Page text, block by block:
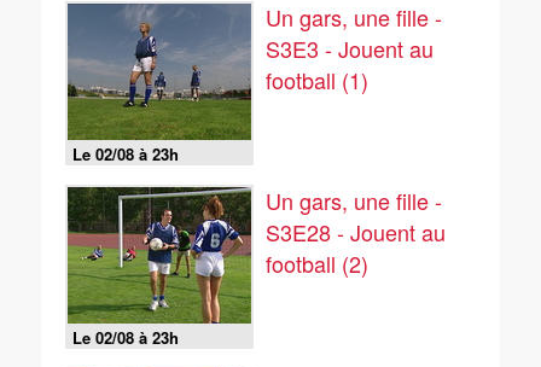
Le 02/08 à 23h
Un gars, une fille -
S3E3 - Jouent au
football (1)
Le 02/08 à 23h
Un gars, une fille -
S3E28 - Jouent au
football (2)